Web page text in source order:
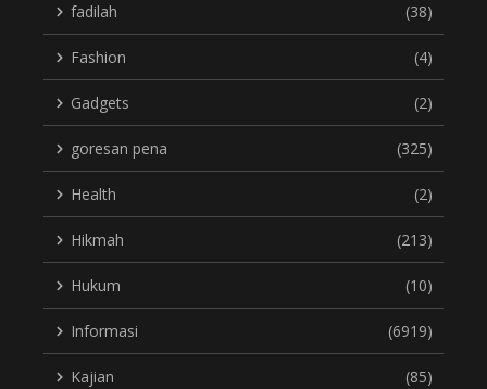
fadilah (38)
Fashion (4)
Gadgets (2)
goresan pena (325)
Health (2)
Hikmah (213)
Hukum (10)
Informasi (6919)
Kajian (85)